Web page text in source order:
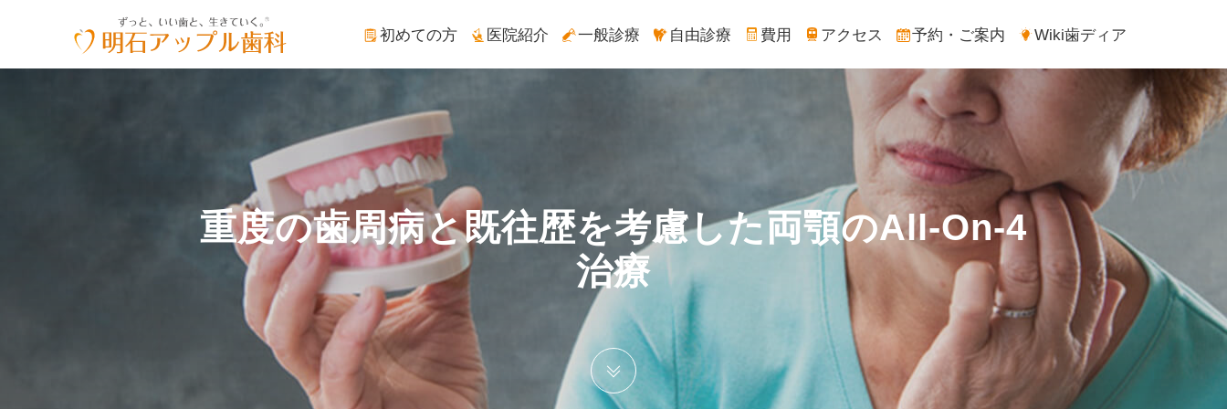
初めての方 医院紹介 一般診療 自由診療 費用 アクセス 予約・ご案内 Wiki歯ディア
重度の歯周病と既往歴を考慮した両顎のAll-On-4
治療